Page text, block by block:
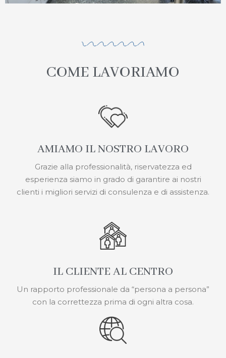
COME LAVORIAMO
AMIAMO IL NOSTRO LAVORO
Grazie alla professionalità, riservatezza ed
esperienza siamo in grado di garantire ai nostri
clienti i migliori servizi di consulenza e di assistenza.
IL CLIENTE AL CENTRO
Un rapporto professionale da “persona a persona”
con la correttezza prima di ogni altra cosa.